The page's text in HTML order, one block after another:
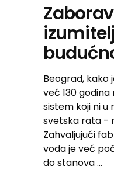
Beograd, kako
već 130
sistem koji ni u
svetska rata -
Zahvaljujući
voda je već
do stanova